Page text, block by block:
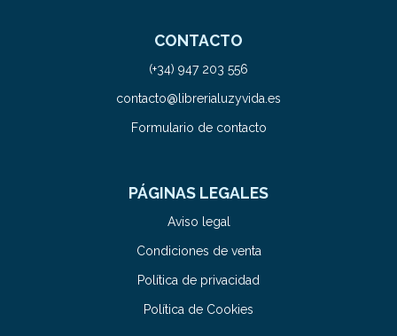
CONTACTO
(+34) 947 203 556
contacto@librerialuzyvida.es
Formulario de contacto
PÁGINAS LEGALES
Aviso legal
Condiciones de venta
Política de privacidad
Política de Cookies